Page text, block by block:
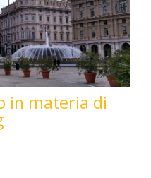
in materia di